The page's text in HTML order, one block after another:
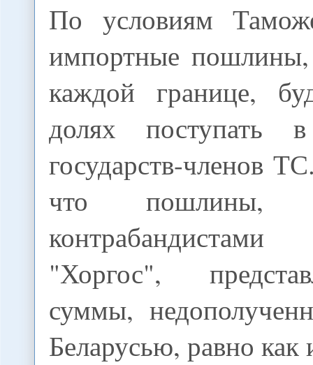
По условиям
импортные
каждой границе,
долях поступать
государств-членов
что пошлины,
"Хоргос",
суммы,
Беларусью, равно как